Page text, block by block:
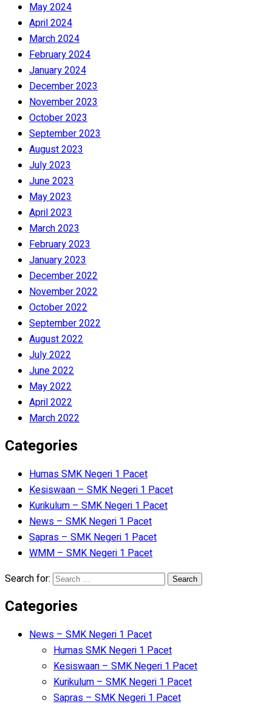
May 2024
April 2024
March 2024
February 2024
January 2024
December 2023
November 2023
October 2023
September 2023
August 2023
July 2023
June 2023
May 2023
April 2023
March 2023
February 2023
January 2023
December 2022
November 2022
October 2022
September 2022
August 2022
July 2022
June 2022
May 2022
April 2022
March 2022
Categories
Humas SMK Negeri 1 Pacet
Kesiswaan – SMK Negeri 1 Pacet
Kurikulum – SMK Negeri 1 Pacet
News – SMK Negeri 1 Pacet
Sapras – SMK Negeri 1 Pacet
WMM – SMK Negeri 1 Pacet
Search for:
Categories
News – SMK Negeri 1 Pacet
Humas SMK Negeri 1 Pacet
Kesiswaan – SMK Negeri 1 Pacet
Kurikulum – SMK Negeri 1 Pacet
Sapras – SMK Negeri 1 Pacet